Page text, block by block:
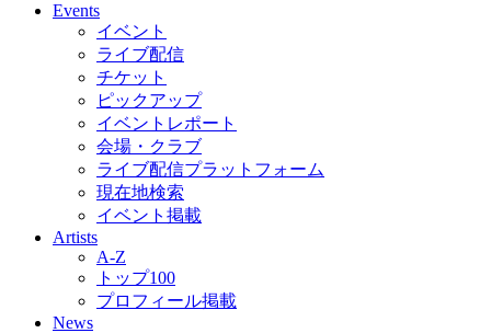
Events
イベント
ライブ配信
チケット
ピックアップ
イベントレポート
会場・クラブ
ライブ配信プラットフォーム
現在地検索
イベント掲載
Artists
A-Z
トップ100
プロフィール掲載
News